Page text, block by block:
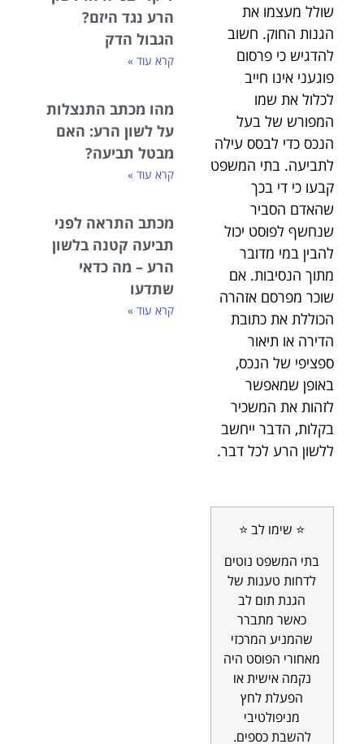
שולל מעצמו את
הגנות החוק. חשוב
להדגיש כי פרסום
פוגעני אינו חייב
לכלול את שמו
המפורש של בעל
הנכס כדי לבסס עילה
לתביעה. בתי המשפט
קבעו כי די בכך
שהאדם הסביר
שנחשף לפוסט יכול
להבין במי מדובר
מתוך הנסיבות. אם
שוכר מפרסם אזהרה
הכוללת את כתובת
הדירה או תיאור
ספציפי של הנכס,
באופן שמאפשר
לזהות את המשכיר
בקלות, הדבר ייחשב
ללשון הרע לכל דבר.
⭐ שימו לב ⭐
בתי המשפט נוטים
לדחות טענות של
הגנת תום לב
כאשר מתברר
שהמניע המרכזי
מאחורי הפוסט היה
נקמה אישית או
הפעלת לחץ
מניפולטיבי
להשבת כספים.
הרע נגד היזם?
הגבול הדק
קרא עוד »
מהו מכתב התנצלות
על לשון הרע: האם
מבטל תביעה?
קרא עוד »
מכתב התראה לפני
תביעה קטנה בלשון
הרע – מה כדאי
שתדעו
קרא עוד »